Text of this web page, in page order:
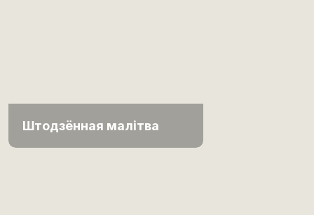
Штодзённая малітва